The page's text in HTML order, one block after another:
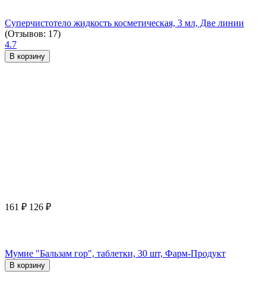
Суперчистотело жидкость косметическая, 3 мл, Две линии
(Отзывов: 17)
4.7
В корзину
161 ₽ 126 ₽
Мумие "Бальзам гор", таблетки, 30 шт, Фарм-Продукт
В корзину